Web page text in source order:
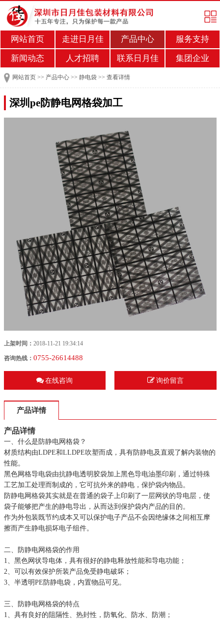
网站首页 走进日月佳 产品中心 服务支持
新闻动态 人才招聘 联系日月佳 集团企业
网站首页>> 产品中心>> 静电袋>> 查看详情
深圳pe防静电网格袋加工
上架时间： 2018-11-21 19:34:14
咨询热线： 0755-26614488
在线咨询 询价留言
产品详情
产品详情
一、什么是防静电网格袋？
材质结构由LDPE和LLDPE吹塑而成，具有防静电及直观了解内装物的
性能。
黑色网格导电袋由抗静电透明胶袋加上黑色导电油墨印刷，通过特殊
工艺加工处理而制成的，它可抗外来的静电，保护袋内物品。
防静电网格袋其实就是在普通的袋子上印刷了一层网状的导电层，使
袋子能够把产生的静电导出，从而达到保护袋内产品的目的。
作为外包装既节约成本又可以保护电子产品不会因绝缘体之间相互摩
擦而产生静电损坏电子组件。
二、防静电网格袋的作用
1、黑色网状导电体，具有很好的静电释放性能和导电功能；
2、可以有效保护所装产品免受静电破坏；
3、半透明PE防静电袋，内置物品可见。
三、防静电网格袋的特点
1、具有良好的阻隔性、热封性，防氧化、防水、防潮；